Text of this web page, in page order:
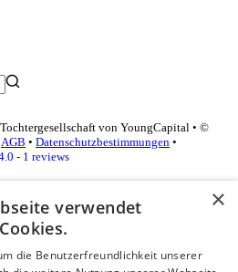
von YoungCapital • ©
AGB • Datenschutzbestimmungen •
- 1 reviews
×
verwendet
Cookies.
die Benutzerfreundlichkeit unserer